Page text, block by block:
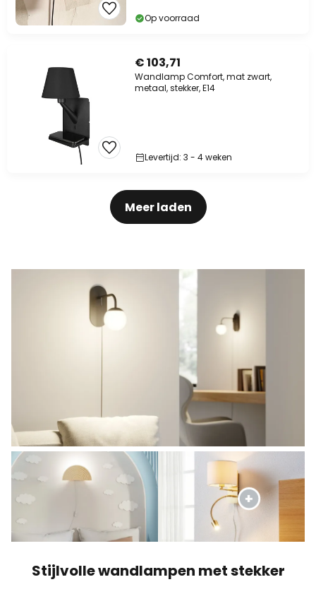
Op voorraad
€ 103,71
Wandlamp Comfort, mat zwart,
metaal, stekker, E14
Levertijd: 3 - 4 weken
Meer laden
Stijlvolle wandlampen met stekker